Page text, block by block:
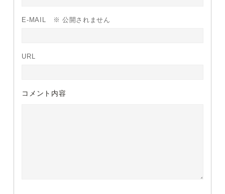
E-MAIL ※ 公開されません
URL
コメント内容